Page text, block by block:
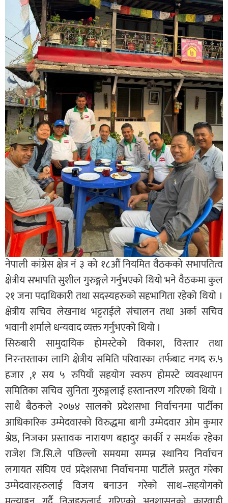
नेपाली कांग्रेस क्षेत्र नं ३ को १८औं नियमित वैठकको सभापतित्व
क्षेत्रीय सभापति सुशील गुरुङ्गले गर्नुभएको थियो भने वैठकमा कुल
२१ जना पदाधिकारी तथा सदस्यहरुको सहभागिता रहेको थियो ।
क्षेत्रीय सचिव लेखनाथ भट्टराईले संचालन तथा अर्का सचिव
भवानी शर्माले धन्यवाद व्यक्त गर्नुभएको थियो ।
सिरुबारी सामुदायिक होमस्टेको विकाश, विस्तार तथा
निरन्तरताका लागि क्षेत्रीय समिति परिवारका तर्फबाट नगद रु.५
हजार ,१ सय ५ रुपियाँ सहयोग स्वरुप होमस्टे व्यवस्थापन
समितिका सचिव सुनिता गुरुङ्गलाई हस्तान्तरण गरिएको थियो ।
साथै बैठकले २०७४ सालको प्रदेशसभा निर्वाचनमा पार्टीका
आधिकारिक उम्मेदवारको विरुद्धमा बागी उम्मेदवार ओम कुमार
श्रेष्ठ, निजका प्रस्तावक नारायण बहादुर कार्की र समर्थक रहेका
राजेश जि.सि.ले पछिल्लो समयमा सम्पन्न स्थानिय निर्वाचन
लगायत संघिय एवं प्रदेशसभा निर्वाचनमा पार्टीले प्रस्तुत गरेका
उम्मेदवारहरुलाई विजय बनाउन गरेको साथ–सहयोगको